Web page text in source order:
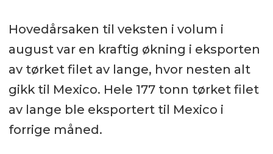
Hovedårsaken til veksten i volum i
august var en kraftig økning i eksporten
av tørket filet av lange, hvor nesten alt
gikk til Mexico. Hele 177 tonn tørket filet
av lange ble eksportert til Mexico i
forrige måned.